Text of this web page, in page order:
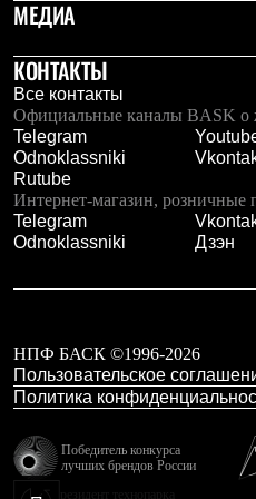
Чуни
Аксессуары
Головные уборы
Шапки
Балаклавы и маски
Кепки и бейсболки
Повязки
Шарфы
Панамы
Перчатки и рукавицы
Ремни
Шевроны
Опушки
Уход за одеждой
В Арктику
МЕДИА
КОНТАКТЫ
Все контакты
Официальные каналы BASK о
Telegram
Odnoklassniki
Rutube
Интернет-магазин,
Telegram
Odnoklassniki
Дзэн
НПФ БАСК ©1996-2026
Пользовательское
Политика
Победитель конкурса
лучших брендов России